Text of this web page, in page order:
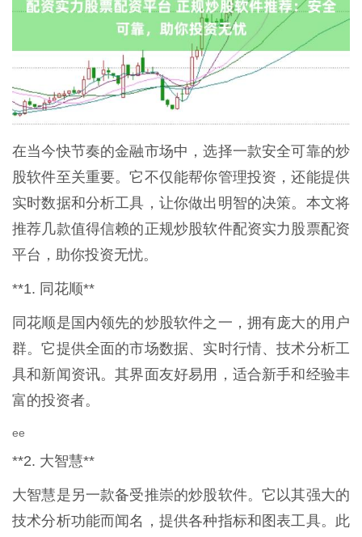
在当今快节奏的金融市场中，选择一款安全可靠的炒
股软件至关重要。它不仅能帮你管理投资，还能提供
实时数据和分析工具，让你做出明智的决策。本文将
推荐几款值得信赖的正规炒股软件配资实力股票配资
平台，助你投资无忧。
**1. 同花顺**
同花顺是国内领先的炒股软件之一，拥有庞大的用户
群。它提供全面的市场数据、实时行情、技术分析工
具和新闻资讯。其界面友好易用，适合新手和经验丰
富的投资者。
ee
**2. 大智慧**
大智慧是另一款备受推崇的炒股软件。它以其强大的
技术分析功能而闻名，提供各种指标和图表工具。此